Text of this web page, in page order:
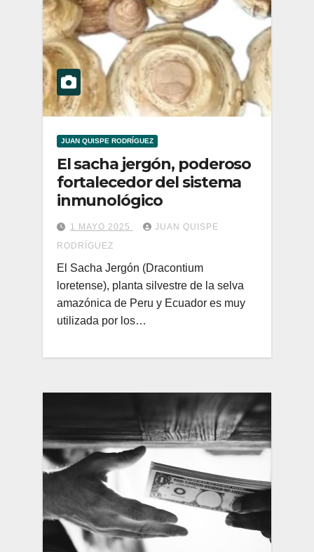
JUAN QUISPE RODRÍGUEZ
El sacha jergón, poderoso
fortalecedor del sistema
inmunológico
1 MAYO 2025
JUAN QUISPE
RODRÍGUEZ
El Sacha Jergón (Dracontium
loretense), planta silvestre de la selva
amazónica de Peru y Ecuador es muy
utilizada por los…